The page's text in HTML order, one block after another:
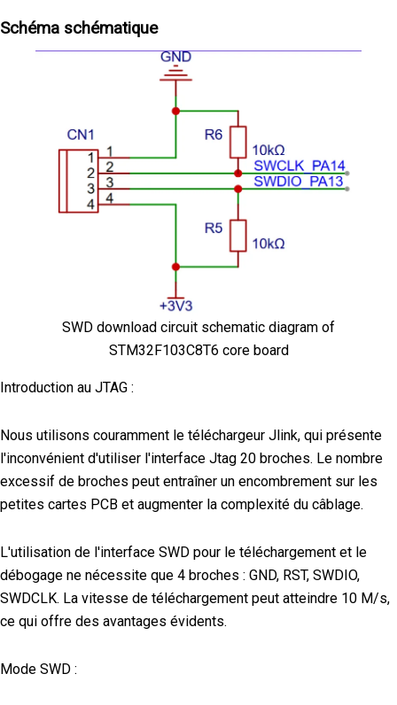
Schéma schématique
SWD download circuit schematic diagram of
STM32F103C8T6 core board
Introduction au JTAG :
Nous utilisons couramment le téléchargeur Jlink, qui présente
l'inconvénient d'utiliser l'interface Jtag 20 broches. Le nombre
excessif de broches peut entraîner un encombrement sur les
petites cartes PCB et augmenter la complexité du câblage.
L'utilisation de l'interface SWD pour le téléchargement et le
débogage ne nécessite que 4 broches : GND, RST, SWDIO,
SWDCLK. La vitesse de téléchargement peut atteindre 10 M/s,
ce qui offre des avantages évidents.
Mode SWD :